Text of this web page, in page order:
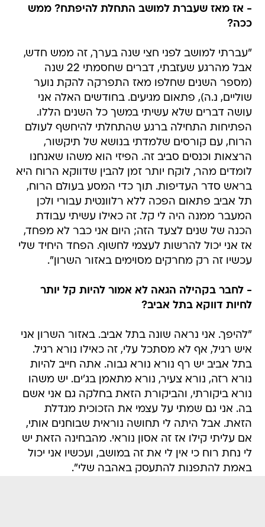
- אז מאז שעברת למושב התחלת להיפתח? ממש
ככה?
"עברתי למושב לפני חצי שנה בערך, זה ממש חדש,
אבל מהרגע שעזבתי, דברים שחסמתי 22 שנה
(מספר השנים שחלפו מאז התפרקה להקת נוער
שוליים, נ.ה), פתאום מגיעים. בחודשים האלה אני
עושה דברים שלא עשיתי במשך כל השנים הללו.
הפתיחות התחילה ברגע שהתחלתי להיחשף לעולם
הרוח, עם קורסים שלמדתי בנושא של תיקשור,
הרצאות וכנסים סביב זה. הפיזי הוא משהו שאנחנו
לומדים מהר, לוקח יותר זמן להבין שדווקא הרוח היא
בראש סדר העדיפות. תוך כדי המסע בעולם הרוח,
תל אביב פתאום הפכה ללא רלוונטית עבורי ולכן
המעבר ממנה היה לי קל. זה כאילו עשיתי עבודת
הכנה של שנים לצעד הזה; היום אני כבר לא מפחד,
אז אני יכול להרשות לעצמי לחשוף. הפחד היחיד שלי
עכשיו זה רק מחרקים מסוימים באזור השרון".
- לחבר בקהילה הגאה לא אמור להיות קל יותר
לחיות דווקא בתל אביב?
"להיפך. אני נראה שונה בתל אביב. באזור השרון אני
איש רגיל, אף לא מסתכל עלי, זה כאילו נורא רגיל.
בתל אביב יש רף נורא נורא גבוה. אתה חייב להיות
נורא רזה, נורא צעיר, נורא מתאמן בג'ים. יש משהו
נורא ביקורתי, והביקורת הזאת בחלקה גם אני אשם
בה. אני גם שמתי על עצמי את הזכוכית מגדלת
הזאת. אבל היתה לי תחושה נוראית שבוחנים אותי,
אם עליתי קילו אז זה אסון נוראי. מהבחינה הזאת יש
לי נחת רוח כי אין לי את זה במושב, ועכשיו אני יכול
באמת להתפנות להתעסק באהבה שלי".